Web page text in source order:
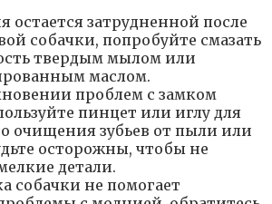
остается затрудненной после
собачки, попробуйте смазать
твердым мылом или
маслом.
проблем с замком
пинцет или иглу для
очищения зубьев от пыли или
осторожны, чтобы не
детали.
собачки не помогает